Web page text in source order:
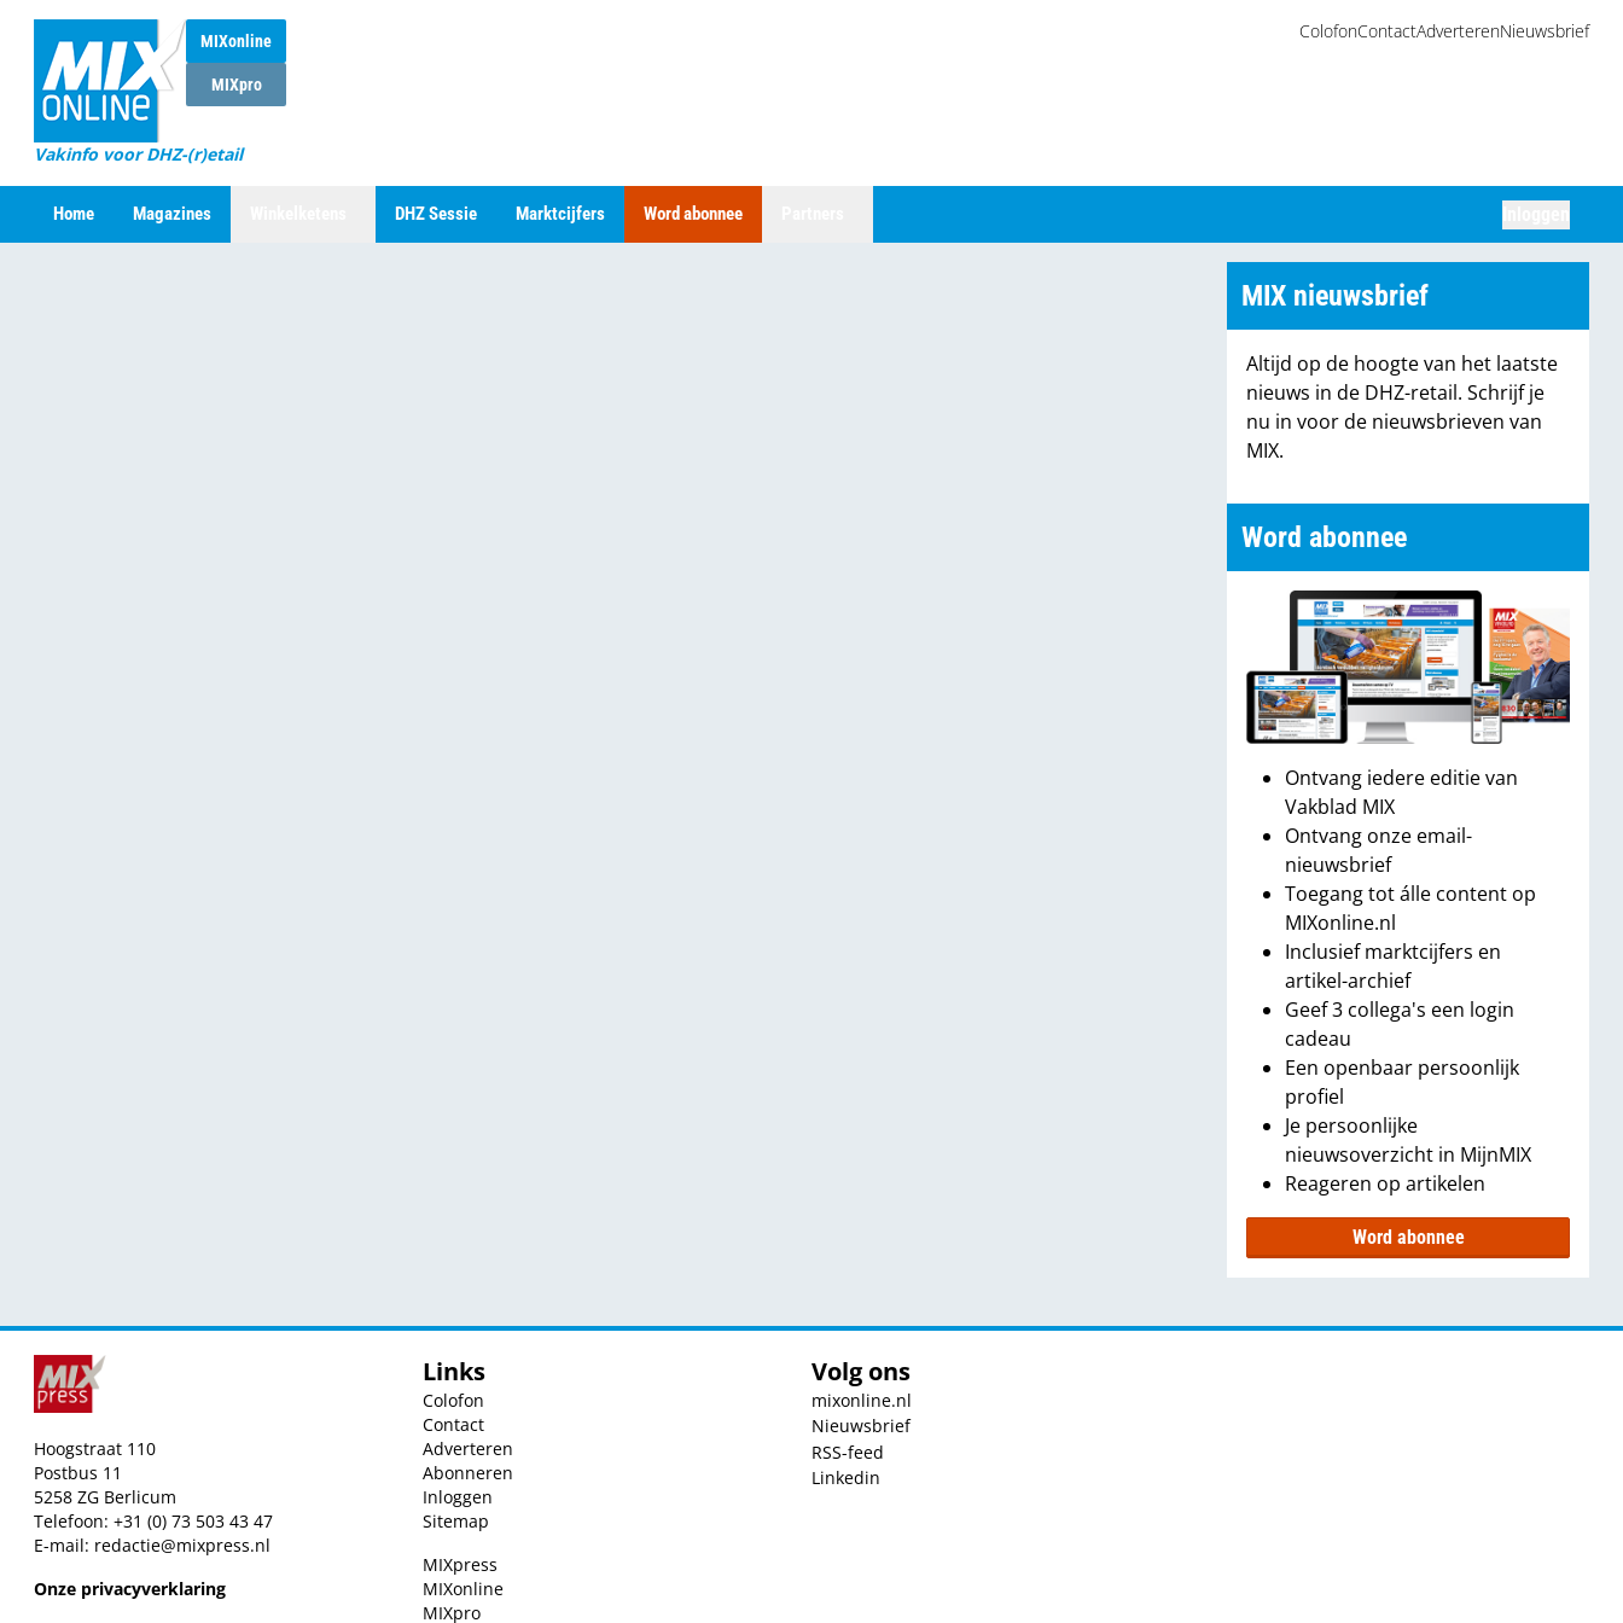
MIXonline
MIXpro
Vakinfo voor DHZ-(r)etail
ColofonContactAdverterenNieuwsbrief
Home Magazines DHZ Sessie Marktcijfers Word abonnee
MIX nieuwsbrief
Altijd op de hoogte van het laatste
nieuws in de DHZ-retail. Schrijf je
nu in voor de nieuwsbrieven van
MIX.
Word abonnee
Ontvang iedere editie van
Vakblad MIX
Ontvang onze email-
nieuwsbrief
Toegang tot álle content op
MIXonline.nl
Inclusief marktcijfers en
artikel-archief
Geef 3 collega's een login
cadeau
Een openbaar persoonlijk
profiel
Je persoonlijke
nieuwsoverzicht in MijnMIX
Reageren op artikelen
Word abonnee
Hoogstraat 110
Postbus 11
5258 ZG Berlicum
Telefoon: +31 (0) 73 503 43 47
E-mail: redactie@mixpress.nl
Onze privacyverklaring
Links
Colofon
Contact
Adverteren
Abonneren
Inloggen
Sitemap
MIXpress
MIXonline
MIXpro
Volg ons
mixonline.nl
Nieuwsbrief
RSS-feed
Linkedin